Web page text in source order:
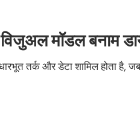
विजुअल मॉडल बनाम
तर्क और डेटा शामिल होता है,